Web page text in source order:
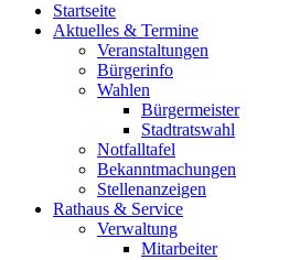
Startseite
Aktuelles & Termine
Veranstaltungen
Bürgerinfo
Wahlen
Bürgermeister
Stadtratswahl
Notfalltafel
Bekanntmachungen
Stellenanzeigen
Rathaus & Service
Verwaltung
Mitarbeiter